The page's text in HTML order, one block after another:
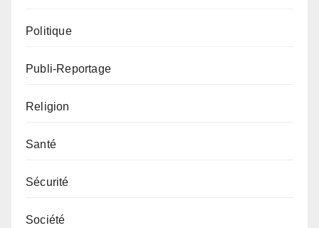
Politique
Publi-Reportage
Religion
Santé
Sécurité
Société